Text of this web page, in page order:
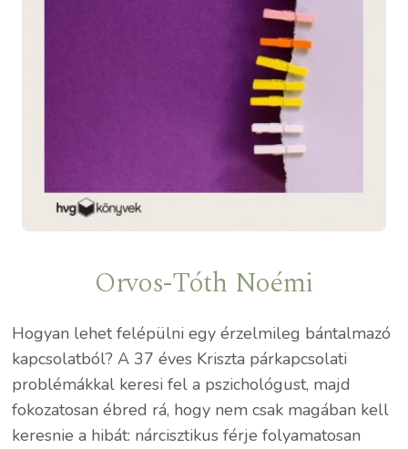
Orvos-Tóth Noémi
Hogyan lehet felépülni egy érzelmileg bántalmazó
kapcsolatból? A 37 éves Kriszta párkapcsolati
problémákkal keresi fel a pszichológust, majd
fokozatosan ébred rá, hogy nem csak magában kell
keresnie a hibát: nárcisztikus férje folyamatosan